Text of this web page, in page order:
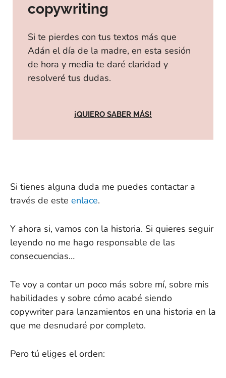
copywriting
Si te pierdes con tus textos más que
Adán el día de la madre, en esta sesión
de hora y media te daré claridad y
resolveré tus dudas.
¡QUIERO SABER MÁS!
Si tienes alguna duda me puedes contactar a
través de este enlace.
Y ahora si, vamos con la historia. Si quieres seguir
leyendo no me hago responsable de las
consecuencias…
Te voy a contar un poco más sobre mí, sobre mis
habilidades y sobre cómo acabé siendo
copywriter para lanzamientos en una historia en la
que me desnudaré por completo.
Pero tú eliges el orden: